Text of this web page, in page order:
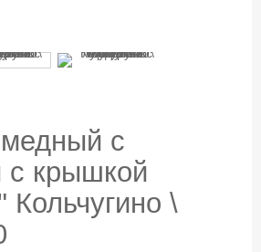
с
крышкой
Кольчугино \